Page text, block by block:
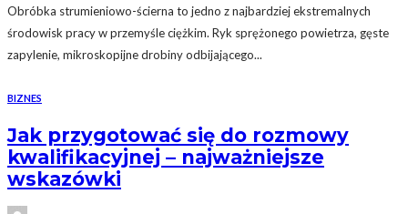
Obróbka strumieniowo-ścierna to jedno z najbardziej ekstremalnych
środowisk pracy w przemyśle ciężkim. Ryk sprężonego powietrza, gęste
zapylenie, mikroskopijne drobiny odbijającego...
BIZNES
Jak przygotować się do rozmowy
kwalifikacyjnej – najważniejsze
wskazówki